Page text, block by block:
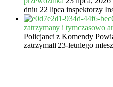
dniu 22 lipca inspektorzy
zatrzymany i tymczasowo
Policjanci z Komendy
zatrzymali 23-letniego